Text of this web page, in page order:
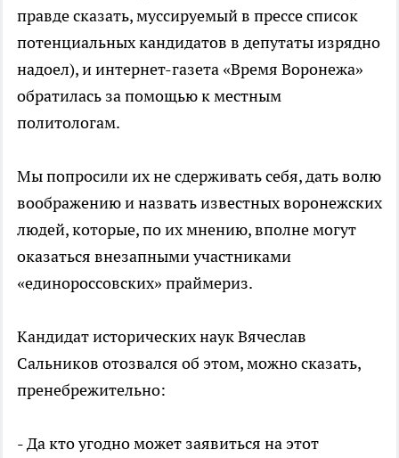
правде сказать, муссируемый в прессе список
потенциальных кандидатов в депутаты изрядно
надоел), и интернет-газета «Время Воронежа»
обратилась за помощью к местным
политологам.
Мы попросили их не сдерживать себя, дать волю
воображению и назвать известных воронежских
людей, которые, по их мнению, вполне могут
оказаться внезапными участниками
«единороссовских» праймериз.
Кандидат исторических наук Вячеслав
Сальников отозвался об этом, можно сказать,
пренебрежительно:
- Да кто угодно может заявиться на этот